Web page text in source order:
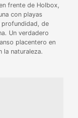
frente de Holbox,
con playas
profundidad, de
Un verdadero
placentero en
la naturaleza.